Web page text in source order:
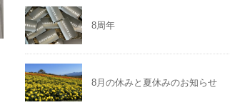
8周年
8月の休みと夏休みのお知らせ